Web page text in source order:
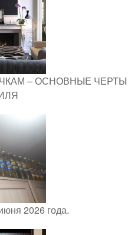
– ОСНОВНЫЕ ЧЕРТЫ
2026 года.